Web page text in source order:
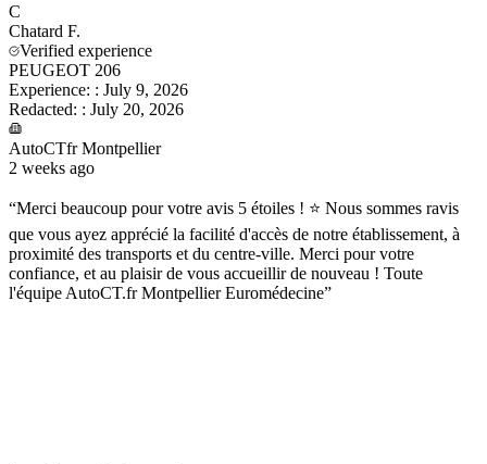
C
Chatard F.
Verified experience
PEUGEOT 206
Experience: : July 9, 2026
Redacted: : July 20, 2026
AutoCTfr Montpellier
2 weeks ago
“Merci beaucoup pour votre avis 5 étoiles ! ⭐ Nous sommes ravis
que vous ayez apprécié la facilité d'accès de notre établissement, à
proximité des transports et du centre-ville. Merci pour votre
confiance, et au plaisir de vous accueillir de nouveau ! Toute
l'équipe AutoCT.fr Montpellier Euromédecine”